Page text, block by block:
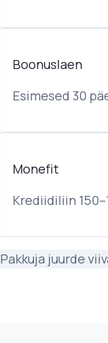
Boonuslaen
Esimesed 30
Monefit
Krediidiliin
Pakkuja juurde